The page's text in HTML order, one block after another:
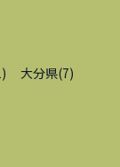
) 大分県(7)